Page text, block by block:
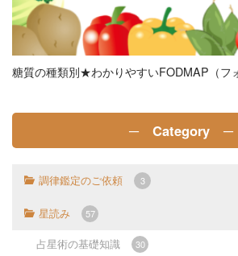
糖質の種類別★わかりやすいFODMAP（フ
─ Category ─
調律鑑定のご依頼 3
星読み 57
占星術の基礎知識 30